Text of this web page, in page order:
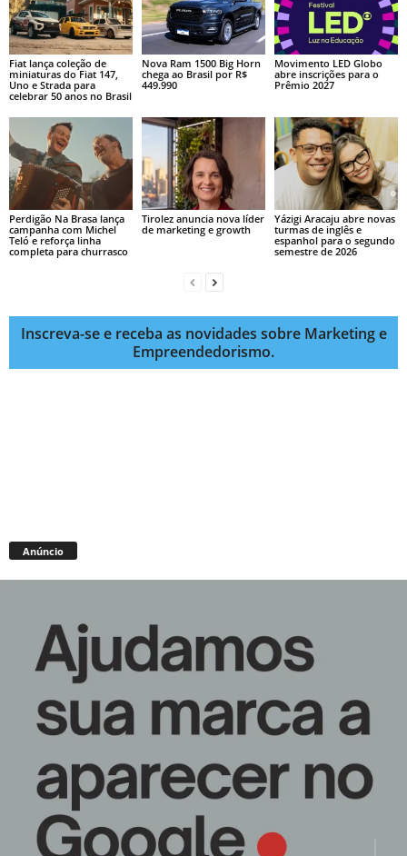
Fiat lança coleção de
miniaturas do Fiat 147,
Uno e Strada para
celebrar 50 anos no Brasil
Nova Ram 1500 Big Horn
chega ao Brasil por R$
449.990
Movimento LED Globo
abre inscrições para o
Prêmio 2027
Perdigão Na Brasa lança
campanha com Michel
Teló e reforça linha
completa para churrasco
Tirolez anuncia nova líder
de marketing e growth
Yázigi Aracaju abre novas
turmas de inglês e
espanhol para o segundo
semestre de 2026
Inscreva-se e receba as novidades sobre Marketing e
Empreendedorismo.
Anúncio